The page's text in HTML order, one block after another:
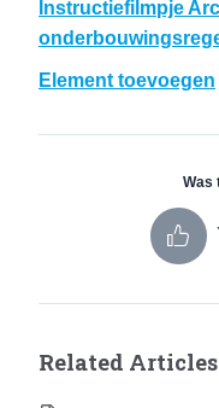
Instructiefilmpje
Element toevoegen
Was
Related Articles